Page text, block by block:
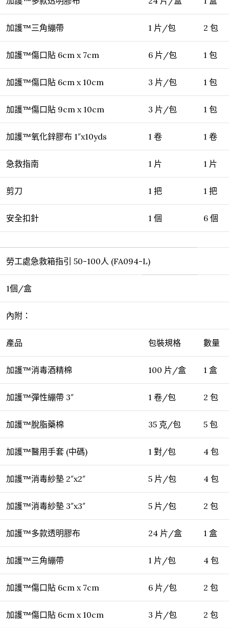
加護™三角繃帶 1 片/包 2 包
加護™傷口貼 6cm x 7cm 6 片/包 1 包
加護™傷口貼 6cm x 10cm 3 片/包 1 包
加護™傷口貼 9cm x 10cm 3 片/包 1 包
加護™氧化鋅膠布 1″x10yds 1 卷 1 卷
急救指南 1 片 1 片
剪刀 1 把 1 把
安全扣針 1 個 6 個
勞工處急救箱指引 50-100人 (FA094-L)
1個/盒
內附：
產品 包裝規格 數量
加護™消毒酒精棉 100 片/盒 1 盒
加護™彈性繃帶 3″ 1 卷/包 2 包
加護™脫脂藥棉 35 克/包 5 包
加護™醫用手套 (中碼) 1 對/包 4 包
加護™消毒紗墊 2″x2″ 5 片/包 4 包
加護™消毒紗墊 3″x3″ 5 片/包 2 包
加護™多款透明膠布 24 片/盒 1 盒
加護™三角繃帶 1 片/包 4 包
加護™傷口貼 6cm x 7cm 6 片/包 2 包
加護™傷口貼 6cm x 10cm 3 片/包 2 包